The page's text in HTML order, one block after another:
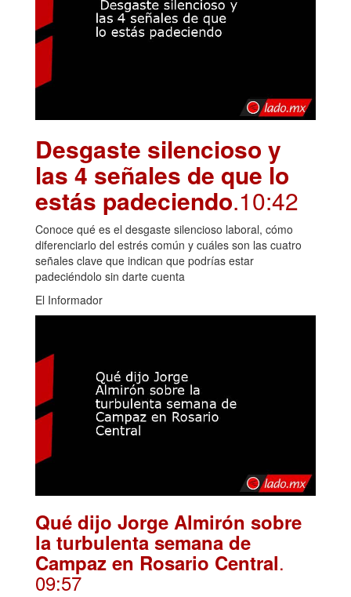
Desgaste silencioso y
las 4 señales de que lo
estás padeciendo.10:42
Conoce qué es el desgaste silencioso laboral, cómo
diferenciarlo del estrés común y cuáles son las cuatro
señales clave que indican que podrías estar
padeciéndolo sin darte cuenta
El Informador
Qué dijo Jorge Almirón sobre
la turbulenta semana de
Campaz en Rosario Central.
09:57